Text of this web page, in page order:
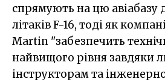
спрямують на цю авіабазу
літаків F-16, тоді як
Martin "забезпечить
найвищого рівня завдяки
інструкторам та